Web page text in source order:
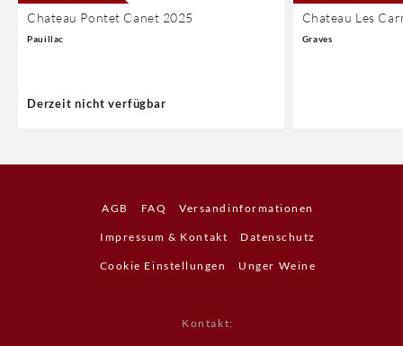
Chateau Pontet Canet 2025
Pauillac
Derzeit nicht verfügbar
Chateau Les
Graves
AGB FAQ Versandinformationen
Impressum & Kontakt Datenschutz
Cookie Einstellungen Unger Weine
Kontakt: